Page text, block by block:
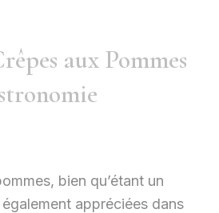
aux Pommes
bien qu’étant un
appréciées dans